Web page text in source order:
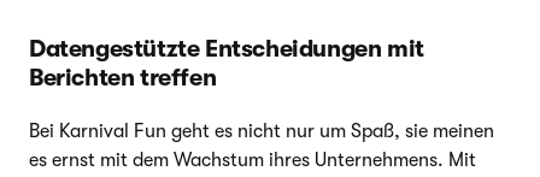
Datengestützte Entscheidungen mit
Berichten treffen
Bei Karnival Fun geht es nicht nur um Spaß, sie meinen
es ernst mit dem Wachstum ihres Unternehmens. Mit